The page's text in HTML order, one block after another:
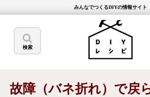
みんなでつくるDIYの情報サイト
検索
故障（バネ折れ）で戻